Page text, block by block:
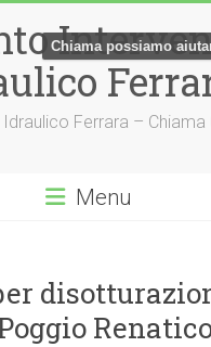
Ferrara –
Menu
Chiama possiamo